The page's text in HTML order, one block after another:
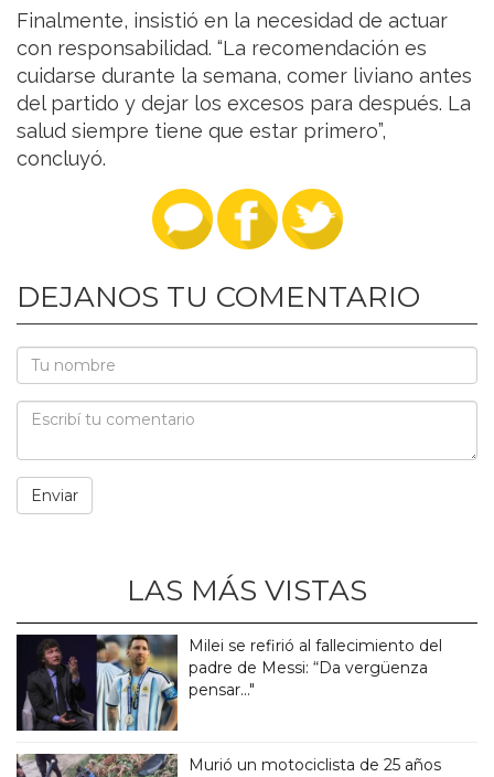
Finalmente, insistió en la necesidad de actuar
con responsabilidad. “La recomendación es
cuidarse durante la semana, comer liviano antes
del partido y dejar los excesos para después. La
salud siempre tiene que estar primero”,
concluyó.
DEJANOS TU COMENTARIO
LAS MÁS VISTAS
Milei se refirió al fallecimiento del
padre de Messi: “Da vergüenza
pensar..."
Murió un motociclista de 25 años